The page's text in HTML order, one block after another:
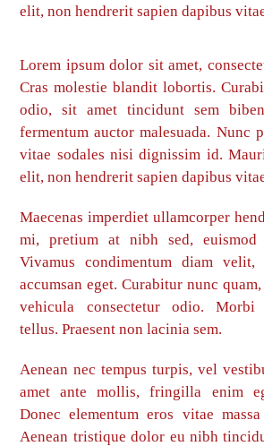
elit, non hendrerit sapien dapibus
Lorem ipsum dolor sit amet,
Cras molestie blandit lobortis.
odio, sit amet tincidunt sem
fermentum auctor malesuada. Nunc
vitae sodales nisi dignissim id.
elit, non hendrerit sapien dapibus
Maecenas imperdiet ullamcorper
mi, pretium at nibh sed,
Vivamus condimentum diam
accumsan eget. Curabitur nunc
vehicula consectetur odio. Morbi
tellus. Praesent non lacinia sem.
Aenean nec tempus turpis, vel
amet ante mollis, fringilla enim
Donec elementum eros vitae
Aenean tristique dolor eu nibh